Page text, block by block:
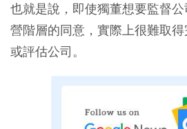
也就是說，即使獨董想要監督
營階層的同意，實際上很難取
或評估公司。